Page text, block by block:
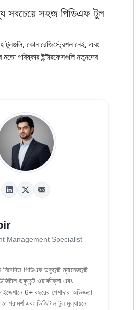
সবচেয়ে সহজ পিডিএফ টুল
কোন রেজিস্ট্রেশন নেই, এবং
পরিষ্কার ইন্টারফেসগুলি নতুনদের
Management Specialist
পিডিএফ ডকুমেন্ট ম্যানেজমেন্ট
ডকুমেন্ট ওয়ার্কফ্লো এবং
6+ বছরের পেশাদার অভিজ্ঞতা
পরামর্শ এবং ডিজিটাল টুল মূল্যায়নে